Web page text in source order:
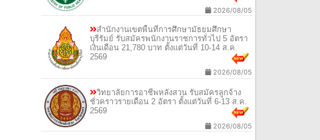
2026/08/05
สำนักงานเขตพื้นที่การศึกษามัธยมศึกษา
บุรีรัมย์ รับสมัครพนักงานราชการทั่วไป 5 อัตรา
เงินเดือน 21,780 บาท ตั้งแต่วันที่ 10-14 ส.ค.
2569
2026/08/05
วิทยาลัยการอาชีพหลังสวน รับสมัครลูกจ้าง
ชั่วคราวรายเดือน 2 อัตรา ตั้งแต่วันที่ 6-13 ส.ค.
2569
2026/08/05